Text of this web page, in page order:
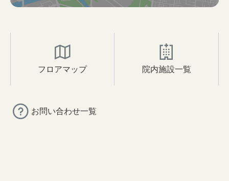
フロアマップ 院内施設一覧
お問い合わせ一覧